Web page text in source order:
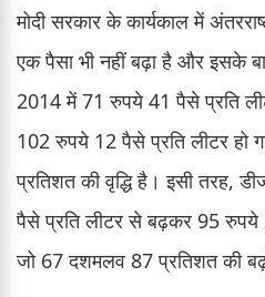
मोदी सरकार के कार्यकाल में
एक पैसा भी नहीं बढ़ा है और इसके
2014 में 71 रुपये 41 पैसे प्रति
102 रुपये 12 पैसे प्रति लीटर हो
प्रतिशत की वृद्धि है। इसी तरह,
पैसे प्रति लीटर से बढ़कर 95 रुपये
जो 67 दशमलव 87 प्रतिशत की